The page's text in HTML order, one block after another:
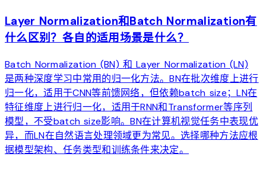
Layer Normalization和Batch Normalization有
什么区别？各自的适用场景是什么？
Batch Normalization (BN) 和 Layer Normalization (LN)
是两种深度学习中常用的归一化方法。BN在批次维度上进行
归一化，适用于CNN等前馈网络，但依赖batch size；LN在
特征维度上进行归一化，适用于RNN和Transformer等序列
模型，不受batch size影响。BN在计算机视觉任务中表现优
异，而LN在自然语言处理领域更为常见。选择哪种方法应根
据模型架构、任务类型和训练条件来决定。